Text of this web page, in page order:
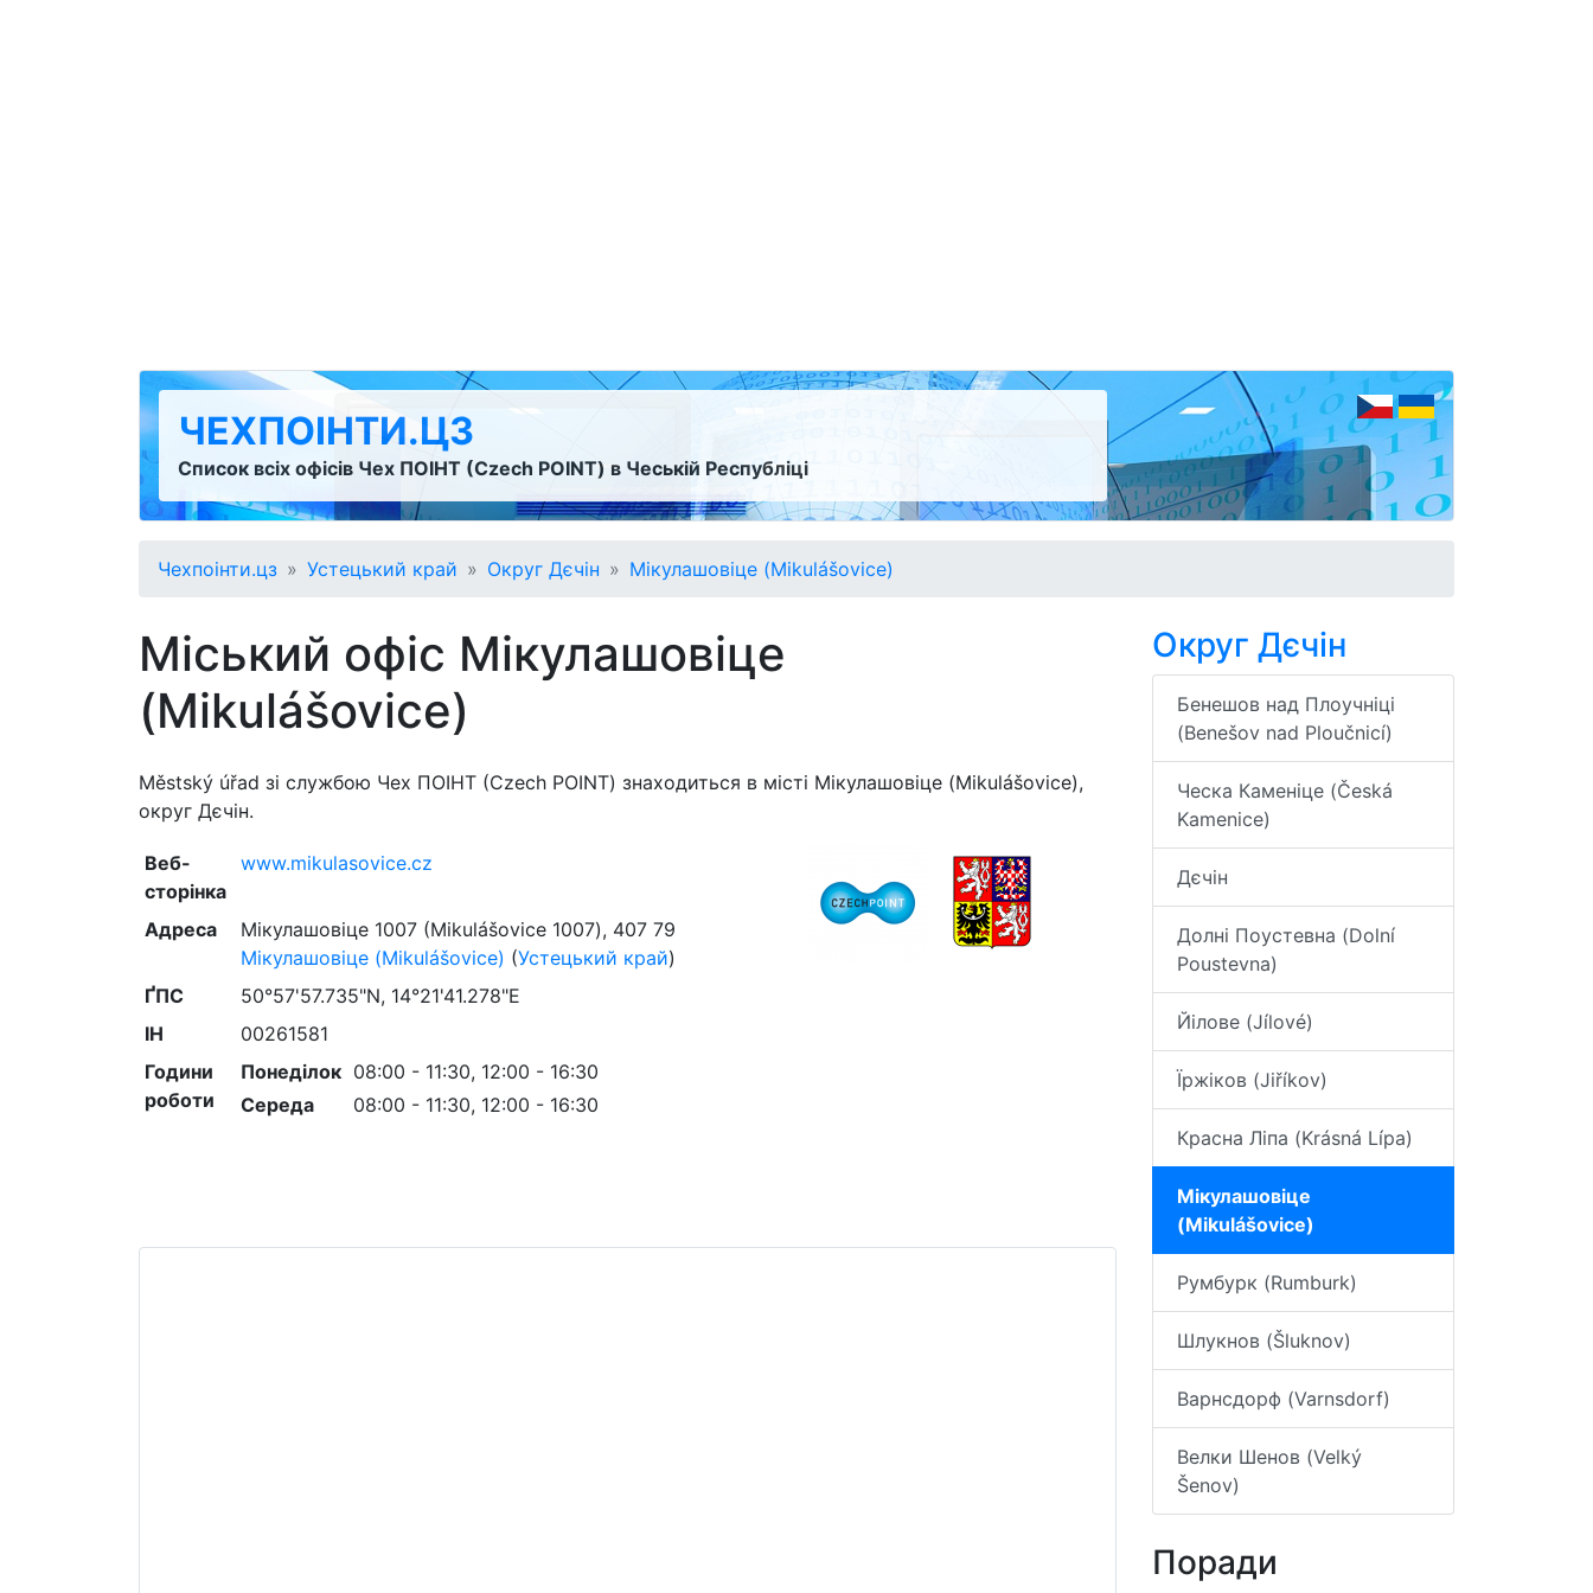
ЧЕХПОІНТИ.ЦЗ
Список всіх офісів Чех ПОІНТ (Czech POINT) в Чеській Республіці
Чехпоінти.цз Устецький край Округ Дєчін Мікулашовіце (Mikulášovice)
Міський офіс Мікулашовіце
(Mikulášovice)
Městský úřad зі службою Чех ПОІНТ (Czech POINT) знаходиться в місті Мікулашовіце (Mikulášovice),
округ Дєчін.
Веб-
сторінка
www.mikulasovice.cz
Адреса Мікулашовіце 1007 (Mikulášovice 1007), 407 79
Мікулашовіце (Mikulášovice) (Устецький край)
ҐПС
50°57'57.735"N, 14°21'41.278"E
ІН
00261581
Години
роботи
Понеділок 08:00 - 11:30, 12:00 - 16:30
Середа
08:00 - 11:30, 12:00 - 16:30
Округ Дєчін
Бенешов над Плоучніці
(Benešov nad Ploučnicí)
Ческа Каменіце (Česká
Kamenice)
Дєчін
Долні Поустевна (Dolní
Poustevna)
Йілове (Jílové)
Їржіков (Jiříkov)
Красна Ліпа (Krásná Lípa)
Мікулашовіце
(Mikulášovice)
Румбурк (Rumburk)
Шлукнов (Šluknov)
Варнсдорф (Varnsdorf)
Велки Шенов (Velký
Šenov)
Поради